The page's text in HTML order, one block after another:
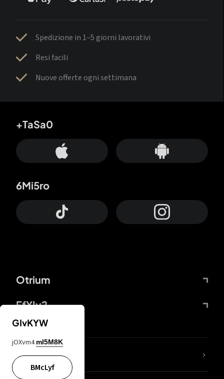
Spedizione in 1–5 giorni lavorativi
Resi facili
Nuove offerte ogni settimana
Otrium
FfYIy2
+TaSa0
6Mi5ro
Lj7sBL
GIvKYW
jOXvm4 mI5M8K
BMcLyf